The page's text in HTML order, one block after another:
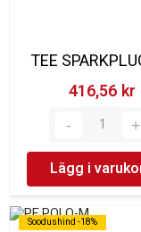
TEE
416,56 kr‎
Lägg i
Soodushind -18%
Soodushind -18%